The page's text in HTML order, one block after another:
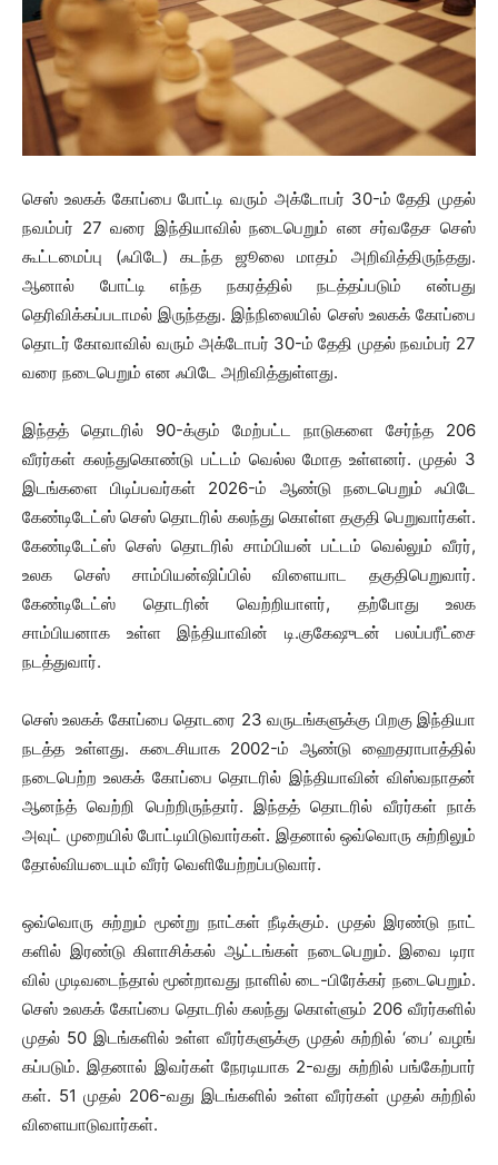
செஸ் உலகக் கோப்பை போட்டி வரும் அக்டோபர் 30-ம் தேதி முதல்
நவம்பர் 27 வரை இந்தியாவில் நடைபெறும் என சர்வதேச செஸ்
கூட்டமைப்பு (ஃபிடே) கடந்த ஜூலை மாதம் அறிவித்திருந்தது.
ஆனால் போட்டி எந்த நகரத்தில் நடத்தப்படும் என்பது
தெரிவிக்கப்படாமல் இருந்தது. இந்நிலையில் செஸ் உலகக் கோப்பை
தொடர் கோவாவில் வரும் அக்டோபர் 30-ம் தேதி முதல் நவம்பர் 27
வரை நடைபெறும் என ஃபிடே அறிவித்துள்ளது.
இந்தத் தொடரில் 90-க்கும் மேற்பட்ட நாடுகளை சேர்ந்த 206
வீரர்கள் கலந்துகொண்டு பட்டம் வெல்ல மோத உள்ளனர். முதல் 3
இடங்களை பிடிப்பவர்கள் 2026-ம் ஆண்டு நடைபெறும் ஃபிடே
கேண்டிடேட்ஸ் செஸ் தொடரில் கலந்து கொள்ள தகுதி பெறுவார்கள்.
கேண்டிடேட்ஸ் செஸ் தொடரில் சாம்பியன் பட்டம் வெல்லும் வீரர்,
உலக செஸ் சாம்பியன்ஷிப்பில் விளையாட தகுதிபெறுவார்.
கேண்டிடேட்ஸ் தொடரின் வெற்றியாளர், தற்போது உலக
சாம்பியனாக உள்ள இந்தியாவின் டி.குகேஷுடன் பலப்பரீட்சை
நடத்துவார்.
செஸ் உலகக் கோப்பை தொடரை 23 வருடங்​களுக்கு பிறகு இந்​தியா
நடத்த உள்​ளது. கடைசி​யாக 2002-ம் ஆண்டு ஹைத​ரா​பாத்​தில்
நடை​பெற்ற உலகக் கோப்பை தொடரில் இந்​தி​யா​வின் விஸ்​வ​நாதன்
ஆனந்த் வெற்றி பெற்​றிருந்​தார். இந்​தத் தொடரில் வீரர்​கள் நாக்
அவுட் முறை​யில் போட்​டி​யிடு​வார்​கள். இதனால் ஒவ்​வொரு சுற்​றி​லும்
தோல்​வியடை​யும் வீரர் வெளி​யேற்​றப்​படு​வார்.
ஒவ்​வொரு சுற்​றும் மூன்று நாட்​கள் நீடிக்​கும். முதல் இரண்டு நாட்​
களில் இரண்டு கிளாசிக்கல் ஆட்​டங்​கள் நடை​பெறும். இவை டிரா​
வில் முடிவடைந்​தால் மூன்​றாவது நாளில் டை-பிரேக்​கர் நடை​பெறும்.
செஸ் உலகக் கோப்பை தொடரில் கலந்து கொள்ளும் 206 வீரர்​களில்
முதல் 50 இடங்​களில் உள்ள வீரர்​களுக்கு முதல் சுற்​றில் ‘பை’ வழங்​
கப்​படும். இதனால் இவர்​கள் நேரடி​யாக 2-வது சுற்​றில் பங்​கேற்​பார்​
கள். 51 முதல் 206-வது இடங்​களில் உள்ள வீரர்​கள் முதல் சுற்​றில்
விளை​யாடு​வார்​கள்.